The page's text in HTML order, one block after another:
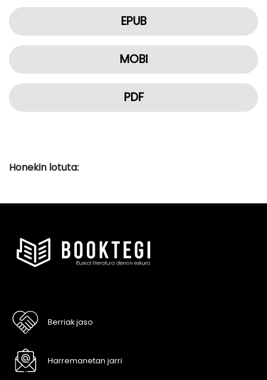
EPUB
MOBI
PDF
Honekin lotuta:
Berriak jaso
Harremanetan jarri